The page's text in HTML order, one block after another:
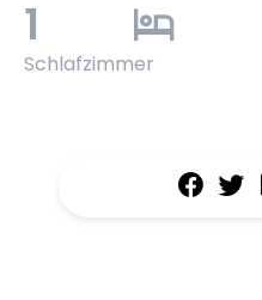
1
Schlafzimmer